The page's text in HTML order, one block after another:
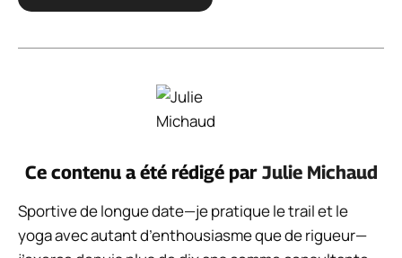
Ce contenu a été rédigé par Julie Michaud
Sportive de longue date—je pratique le trail et le
yoga avec autant d’enthousiasme que de rigueur—